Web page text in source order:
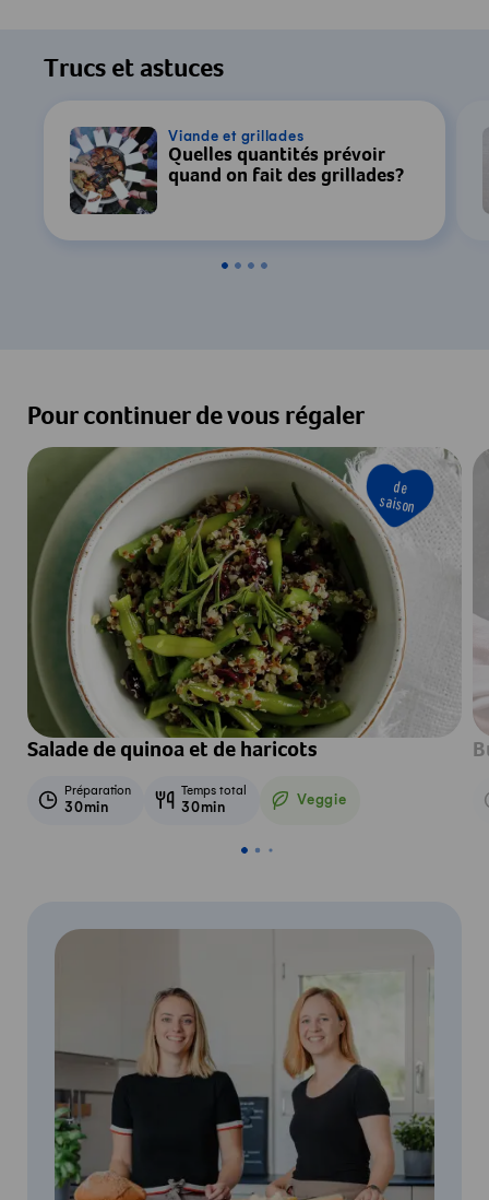
Trucs et astuces
Viande et grillades
Quelles quantités prévoir
quand on fait des grillades?
Pour continuer de vous régaler
de
saison
Salade de quinoa et de haricots
Préparation
30min
Temps total
30min Veggie
Veggie